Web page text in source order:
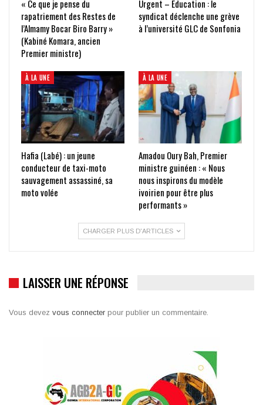
« Ce que je pense du
rapatriement des Restes de
l’Almamy Bocar Biro Barry »
(Kabiné Komara, ancien
Premier ministre)
Urgent – Éducation : le
syndicat déclenche une grève
à l’université GLC de Sonfonia
À LA UNE
Hafia (Labé) : un jeune
conducteur de taxi-moto
sauvagement assassiné, sa
moto volée
À LA UNE
Amadou Oury Bah, Premier
ministre guinéen : « Nous
nous inspirons du modèle
ivoirien pour être plus
performants »
CHARGER PLUS D'ARTICLES
LAISSER UNE RÉPONSE
Vous devez vous connecter pour publier un commentaire.